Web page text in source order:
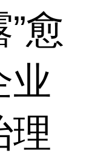
愈
业
理